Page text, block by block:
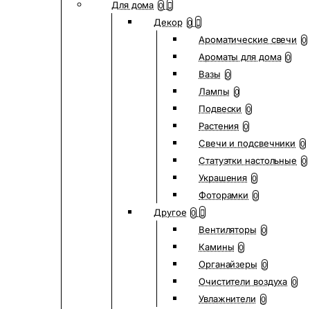
Для дома 0
Декор 0
Ароматические свечи 0
Ароматы для дома 0
Вазы 0
Лампы 0
Подвески 0
Растения 0
Свечи и подсвечники 0
Статуэтки настольные 0
Украшения 0
Фоторамки 0
Другое 0
Вентиляторы 0
Камины 0
Органайзеры 0
Очистители воздуха 0
Увлажнители 0